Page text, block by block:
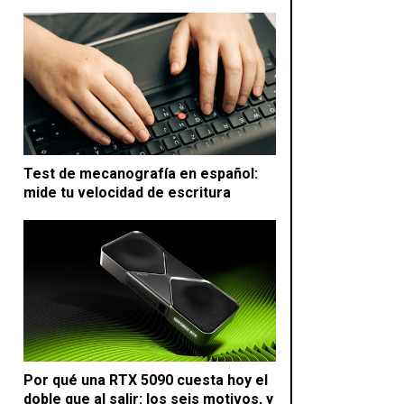
Test de mecanografía en español:
mide tu velocidad de escritura
Por qué una RTX 5090 cuesta hoy el
doble que al salir: los seis motivos, y